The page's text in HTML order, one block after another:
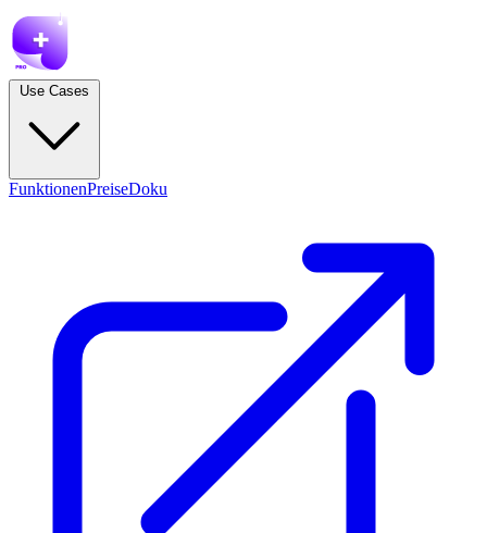
FunktionenPreiseDoku